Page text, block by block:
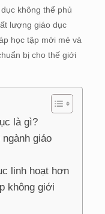
không thể phủ
lượng giáo dục
học tập mới mẻ và
bị cho thế giới
là gì?
giáo
linh hoạt hơn
không giới